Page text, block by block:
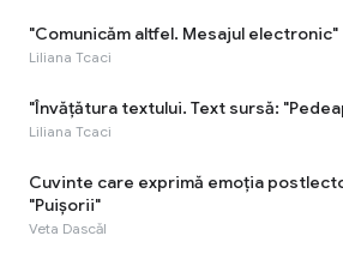
"Comunicăm altfel. Mesajul electronic"
Liliana Tcaci
"Învăţătura textului. Text sursă:
Liliana Tcaci
Cuvinte care exprimă emoţia
"Puișorii"
Veta Dascăl